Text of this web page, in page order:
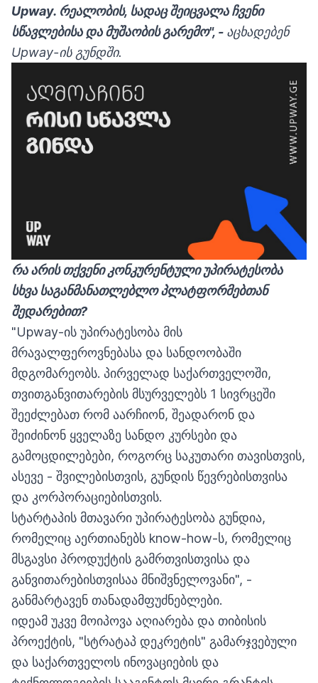
Upway. რეალობის, სადაც შეიცვალა ჩვენი
სწავლებისა და მუშაობის გარემო", - აცხადებენ
Upway-ის გუნდში.
რა არის თქვენიკონკურენტული უპირატესობა
სხვა საგანმანათლებლო პლატფორმებთან
შედარებით?
"Upway-ის უპირატესობა მის
მრავალფეროვნებასა და სანდოობაში
მდგომარეობს. პირველად საქართველოში,
თვითგანვითარების მსურველებს 1 სივრცეში
შეეძლებათ რომ აარჩიონ, შეადარონ და
შეიძინონ ყველაზე სანდო კურსები და
გამოცდილებები, როგორც საკუთარი თავისთვის,
ასევე - შვილებისთვის, გუნდის წევრებისთვისა
და კორპორაციებისთვის.
სტარტაპის მთავარი უპირატესობა გუნდია,
რომელიც აერთიანებს know-how-ს, რომელიც
მსგავსი პროდუქტის გამრთვისთვისა და
განვითარებისთვისაა მნიშვნელოვანი", -
განმარტავენ თანადამფუძნებლები.
იდეამ უკვე მოიპოვა აღიარება და თიბისის
პროექტის, "სტრატაპ დეკრეტის" გამარჯვებული
და საქართველოს ინოვაციების და